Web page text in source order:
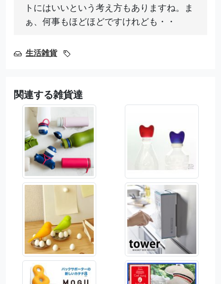
トにはいいという考え方もありますね。ま
ぁ、何事もほどほどですけれども・・
生活雑貨
関連する雑貨達